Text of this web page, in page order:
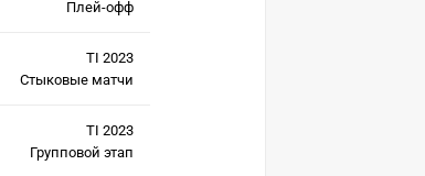
Плей-офф
TI 2023
Стыковые матчи
TI 2023
Групповой этап